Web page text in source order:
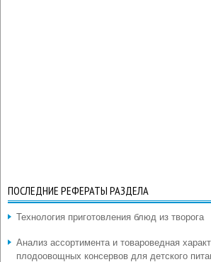
ПОСЛЕДНИЕ РЕФЕРАТЫ РАЗДЕЛА
Технология приготовления блюд из творога
Анализ ассортимента и товароведная
плодоовощных консервов для детского